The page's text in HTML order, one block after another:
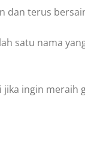
dan terus
satu nama
ingin meraih